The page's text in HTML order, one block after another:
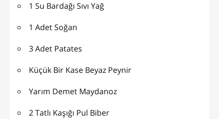
1 Su Bardağı Sıvı Yağ
1 Adet Soğan
3 Adet Patates
Küçük Bir Kase Beyaz Peynir
Yarım Demet Maydanoz
2 Tatlı Kaşığı Pul Biber